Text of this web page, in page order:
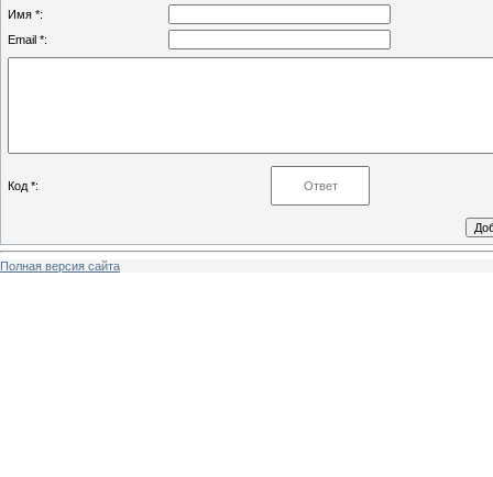
Имя *:
Email *:
Код *:
Полная версия сайта